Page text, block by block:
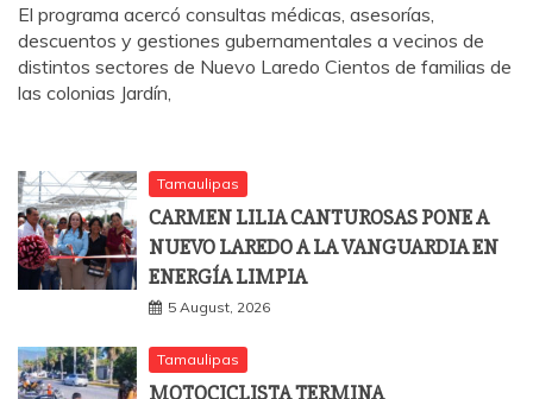
El programa acercó consultas médicas, asesorías,
descuentos y gestiones gubernamentales a vecinos de
distintos sectores de Nuevo Laredo Cientos de familias de
las colonias Jardín,
Tamaulipas
CARMEN LILIA CANTUROSAS PONE A
NUEVO LAREDO A LA VANGUARDIA EN
ENERGÍA LIMPIA
5 August, 2026
Tamaulipas
MOTOCICLISTA TERMINA